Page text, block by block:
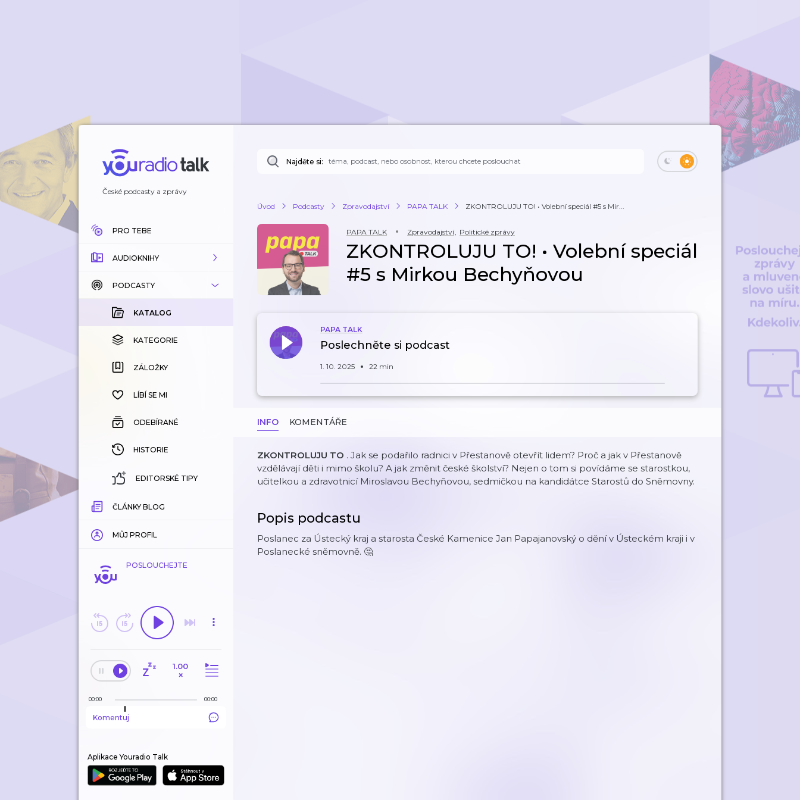
České podcasty a zprávy
PRO TEBE
AUDIOKNIHY
KATALOG
KOUPENÉ
KATEGORIE
ZÁLOŽKY
HISTORIE
PODCASTY
KATALOG
KATEGORIE
ZÁLOŽKY
LÍBÍ SE MI
ODEBÍRANÉ
HISTORIE
EDITORSKÉ TIPY
ČLÁNKY BLOG
MŮJ PROFIL
POSLOUCHEJTE
1.00
×
00:00 00:00
Komentuj
Aplikace Youradio Talk
Najděte si:
Úvod Podcasty Zpravodajství PAPA TALK ZKONTROLUJU TO! • Volební speciál #5 s Mir...
PAPA TALK Zpravodajství, Politické zprávy
ZKONTROLUJU TO! • Volební speciál
#5 s Mirkou Bechyňovou
PAPA TALK
Poslechněte si podcast
1. 10. 2025 22 min
INFO KOMENTÁŘE
ZKONTROLUJU TO . Jak se podařilo radnici v Přestanově otevřít lidem? Proč a jak v Přestanově
vzdělávají děti i mimo školu? A jak změnit české školství? Nejen o tom si povídáme se starostkou,
učitelkou a zdravotnicí Miroslavou Bechyňovou, sedmičkou na kandidátce Starostů do Sněmovny.
Popis podcastu
Poslanec za Ústecký kraj a starosta České Kamenice Jan Papajanovský o dění v Ústeckém kraji i v
Poslanecké sněmovně. 🤔